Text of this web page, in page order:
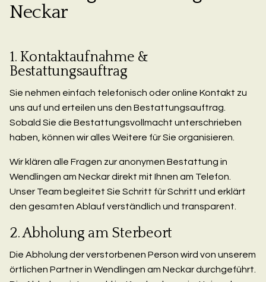
Neckar
1. Kontaktaufnahme &
Bestattungsauftrag
Sie nehmen einfach telefonisch oder online Kontakt zu
uns auf und erteilen uns den Bestattungsauftrag.
Sobald Sie die Bestattungsvollmacht unterschrieben
haben, können wir alles Weitere für Sie organisieren.
Wir klären alle Fragen zur anonymen Bestattung in
Wendlingen am Neckar direkt mit Ihnen am Telefon.
Unser Team begleitet Sie Schritt für Schritt und erklärt
den gesamten Ablauf verständlich und transparent.
2. Abholung am Sterbeort
Die Abholung der verstorbenen Person wird von unserem
örtlichen Partner in Wendlingen am Neckar durchgeführt.